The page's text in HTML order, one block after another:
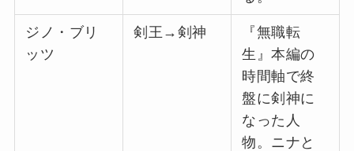
ジノ・ブリ
ッツ
剣王→剣神
『無職転
生』本編の
時間軸で終
盤に剣神に
なった人
物。ニナと